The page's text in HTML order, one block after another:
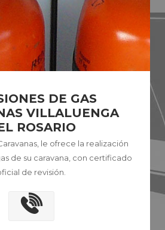
DE GAS
VILLALUENGA
ROSARIO
le ofrece la realización
de su caravana, con certificado
de revisión.